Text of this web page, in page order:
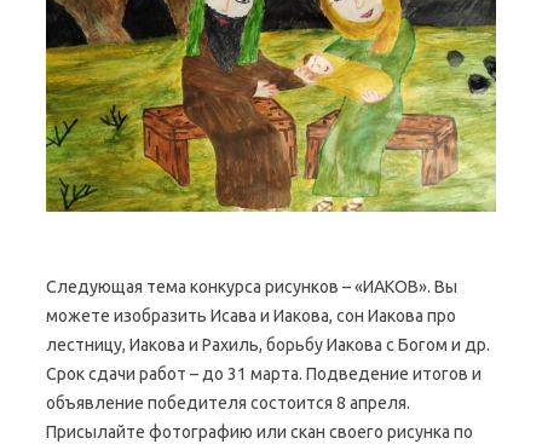
Следующая тема конкурса рисунков – «ИАКОВ». Вы
можете изобразить Исава и Иакова, сон Иакова про
лестницу, Иакова и Рахиль, борьбу Иакова с Богом и др.
Срок сдачи работ – до 31 марта. Подведение итогов и
объявление победителя состоится 8 апреля.
Присылайте фотографию или скан своего рисунка по